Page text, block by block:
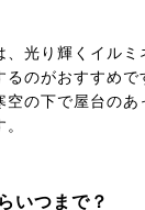
、光り輝くイルミ
るのがおすすめで
空の下で屋台のあ
いつまで？